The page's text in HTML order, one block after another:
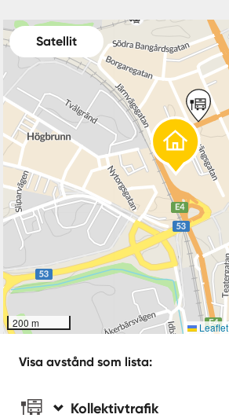
Satellit
200 m Leaflet
Visa avstånd som lista:
Kollektivtrafik